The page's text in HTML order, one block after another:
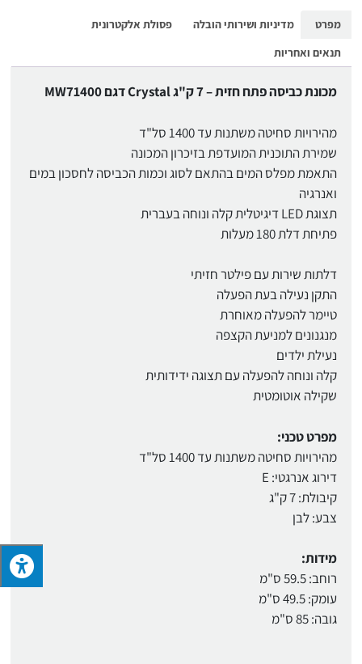
מפרט מדיניות ושירותי הובלה
פסולת אלקטרונית
תנאים ואחריות
מכונת כביסה פתח חזית – 7 ק"ג Crystal דגם MW71400
מהירויות סחיטה משתנות עד 1400 סל"ד
שמירת התוכנית המועדפת בזיכרון המכונה
התאמת מפלס המים בהתאם לסוג וכמות הכביסה לחסכון במים
ואנרגיה
תצוגת LED דיגיטלית קלה ונוחה בעברית
פתיחת דלת 180 מעלות
דלתות שירות עם פילטר חזיתי
התקן נעילה בעת הפעלה
טיימר להפעלה מאוחרת
מנגנונים למניעת הקצפה
נעילת ילדים
קלה ונוחה להפעלה עם תצוגה ידידותית
שקילה אוטומטית
מפרט טכני:
מהירויות סחיטה משתנות עד 1400 סל"ד
דירוג אנרגטי: E
קיבולת: 7 ק"ג
צבע: לבן
מידות:
רוחב: 59.5 ס"מ
עומק: 49.5 ס"מ
גובה: 85 ס"מ